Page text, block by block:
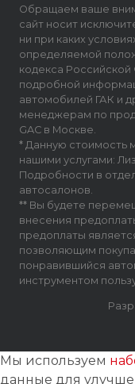
Обращаем ваше
сайт носит
ни при каких
определяемой
кодекса
подробной
автомобилей ГАК и
менеджерам по
GAC в Москве.
* Данную стоимость
нашими услугами:
Подробности в
автосалонов.
** Вы будете
внесения
предоплаты
позволяющим
понравившийся
инструментом
Мы используем
данные для